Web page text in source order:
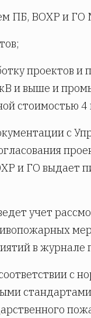
ПБ, ВОХР и
проектов и
и выше и
стоимостью 4
с
и ГО выдает
учет
в журнале
с